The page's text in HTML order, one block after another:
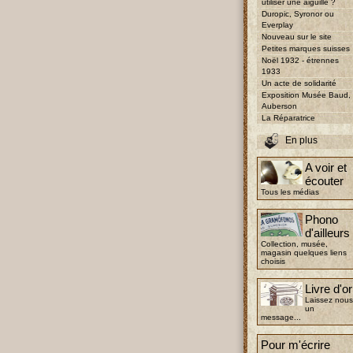
utiliser une aiguille ?
Duropic, Syronor ou
Everplay
Nouveau sur le site
Petites marques suisses
Noël 1932 - étrennes
1933
Un acte de solidarité
Exposition Musée Baud,
Auberson
La Réparatrice
En plus
A voir et
écouter
Tous les médias
Phono
d'ailleurs
Collection, musée,
magasin quelques liens
choisis
Livre d'or
Laissez nous
un
message...
Pour m'écrire